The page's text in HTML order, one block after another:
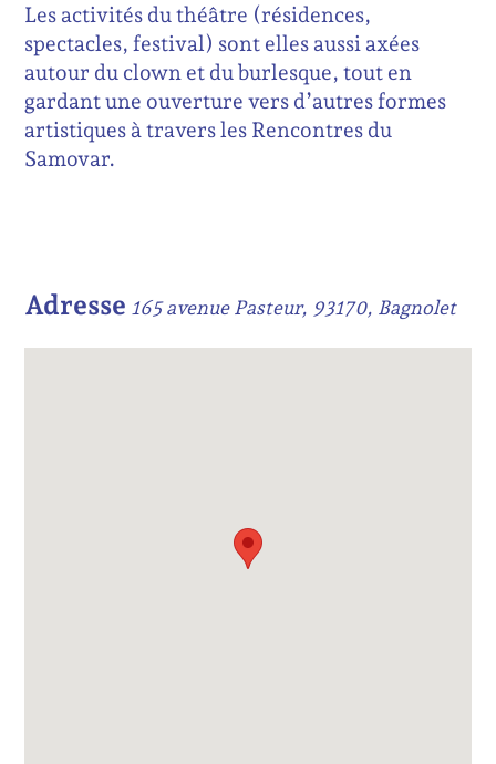
Les activités du théâtre (résidences,
spectacles, festival) sont elles aussi axées
autour du clown et du burlesque, tout en
gardant une ouverture vers d’autres formes
artistiques à travers les Rencontres du
Samovar.
Adresse 165 avenue Pasteur, 93170, Bagnolet